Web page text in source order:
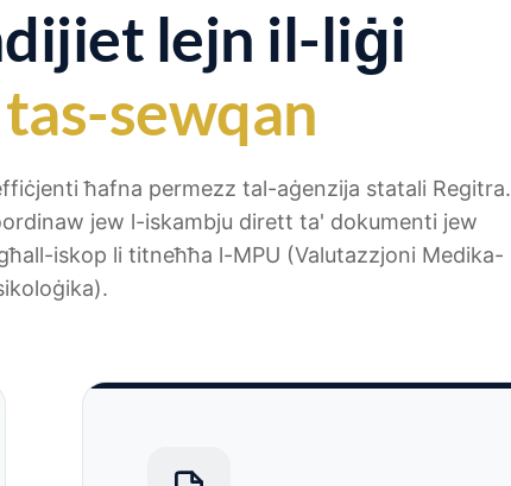
lejn il-liġi
sewqan
ħafna permezz tal-aġenzija statali Regitra.
jew l-iskambju dirett ta' dokumenti jew
iskop li titneħħa l-MPU (Valutazzjoni Medika-